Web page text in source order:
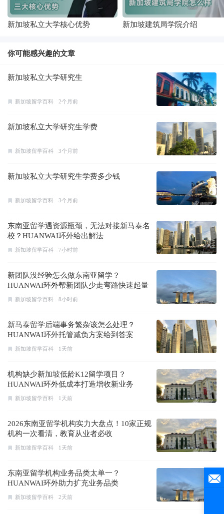
新加坡私立大学核心优势 新加坡建筑局学院介绍
你可能感兴趣的文章
新加坡私立大学研究生
新加坡留学百科 2个月前
新加坡私立大学研究生学费
新加坡留学百科 3个月前
新加坡私立大学研究生学费多少钱
新加坡留学百科 3个月前
东南亚留学遇资源瓶颈，无法对接新马泰名
校？HUANWAI环外给出解法
新加坡留学百科 7小时前
新团队没经验怎么做东南亚留学？
HUANWAI环外帮新团队少走弯路快速起量
新加坡留学百科 8小时前
新马泰留学后端事务繁杂该怎么处理？
HUANWAI环外托管减负方案给到答案
新加坡留学百科 1天前
机构缺少新加坡低龄K12留学项目？
HUANWAI环外低成本打造增收新业务
新加坡留学百科 1天前
2026东南亚留学机构实力大盘点！10家正规
机构一次看清，教育从业者必收
新加坡留学百科 1天前
东南亚留学机构业务品类太单一？
HUANWAI环外助力扩充业务品类
新加坡留学百科 2天前